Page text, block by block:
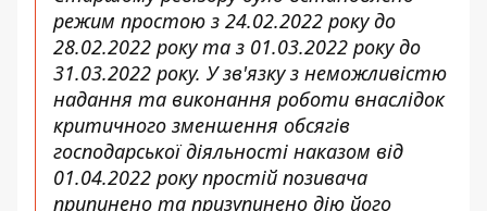
режим простою з 24.02.2022 року до
28.02.2022 року та з 01.03.2022 року до
31.03.2022 року. У зв'язку з неможливістю
надання та виконання роботи внаслідок
критичного зменшення обсягів
господарської діяльності наказом від
01.04.2022 року простій позивача
припинено та призупинено дію його